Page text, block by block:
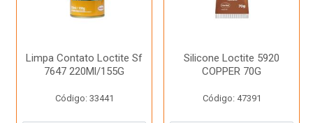
Limpa Contato Loctite Sf
7647 220Ml/155G
Código: 33441
Silicone Loctite 5920
COPPER 70G
Código: 47391